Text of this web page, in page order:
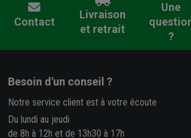
Contact
Livraison
et retrait
Une
?
Besoin d'un conseil ?
Notre service client est à votre écoute
Du lundi au jeudi
de 8h à 12h et de 13h30 à 17h